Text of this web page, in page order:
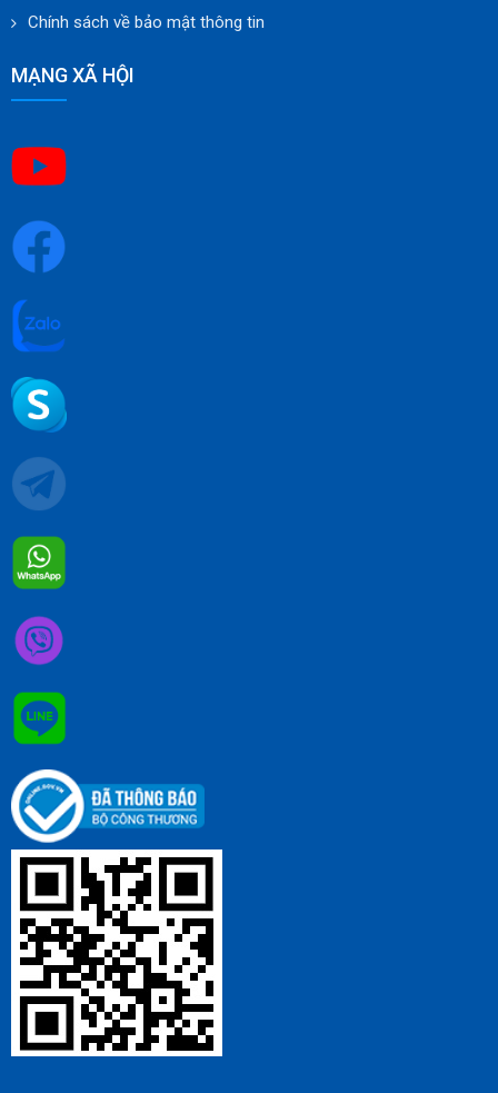
Chính sách về bảo mật thông tin
MẠNG XÃ HỘI